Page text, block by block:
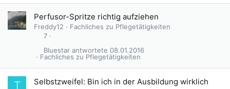
Perfusor-Spritze richtig aufziehen
Freddy12
Fachliches zu Pflegetätigkeiten
7
Fachliches zu Pflegetätigkeiten
08.01.2016
Bluestar
T
Selbstzweifel: Bin ich in der Ausbildung wirklich